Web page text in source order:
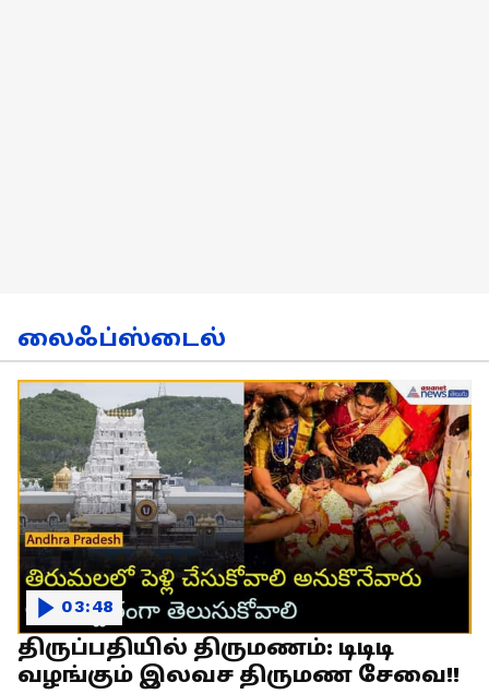
லைஃப்ஸ்டைல்
திருப்பதியில் திருமணம்: டிடிடி
வழங்கும் இலவச திருமண சேவை!!
03:48